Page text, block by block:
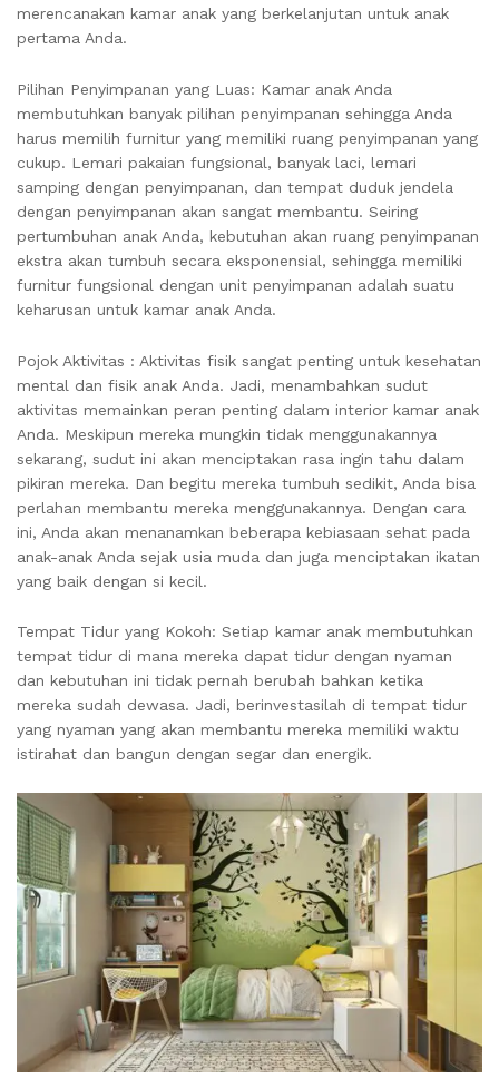
merencanakan kamar anak yang berkelanjutan untuk anak
pertama Anda.
Pilihan Penyimpanan yang Luas: Kamar anak Anda
membutuhkan banyak pilihan penyimpanan sehingga Anda
harus memilih furnitur yang memiliki ruang penyimpanan yang
cukup. Lemari pakaian fungsional, banyak laci, lemari
samping dengan penyimpanan, dan tempat duduk jendela
dengan penyimpanan akan sangat membantu. Seiring
pertumbuhan anak Anda, kebutuhan akan ruang penyimpanan
ekstra akan tumbuh secara eksponensial, sehingga memiliki
furnitur fungsional dengan unit penyimpanan adalah suatu
keharusan untuk kamar anak Anda.
Pojok Aktivitas : Aktivitas fisik sangat penting untuk kesehatan
mental dan fisik anak Anda. Jadi, menambahkan sudut
aktivitas memainkan peran penting dalam interior kamar anak
Anda. Meskipun mereka mungkin tidak menggunakannya
sekarang, sudut ini akan menciptakan rasa ingin tahu dalam
pikiran mereka. Dan begitu mereka tumbuh sedikit, Anda bisa
perlahan membantu mereka menggunakannya. Dengan cara
ini, Anda akan menanamkan beberapa kebiasaan sehat pada
anak-anak Anda sejak usia muda dan juga menciptakan ikatan
yang baik dengan si kecil.
Tempat Tidur yang Kokoh: Setiap kamar anak membutuhkan
tempat tidur di mana mereka dapat tidur dengan nyaman
dan kebutuhan ini tidak pernah berubah bahkan ketika
mereka sudah dewasa. Jadi, berinvestasilah di tempat tidur
yang nyaman yang akan membantu mereka memiliki waktu
istirahat dan bangun dengan segar dan energik.